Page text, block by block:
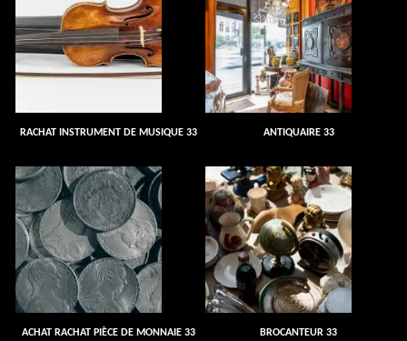
RACHAT INSTRUMENT DE MUSIQUE 33 ANTIQUAIRE 33
ACHAT RACHAT PIÈCE DE MONNAIE 33 BROCANTEUR 33